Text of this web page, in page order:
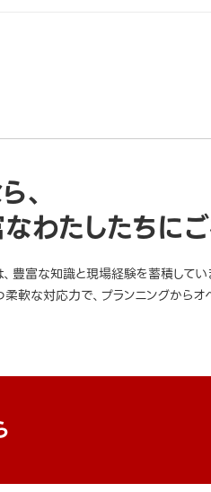
、
わたしたちに
豊富な知識と現場経験を蓄積してい
な対応力で、プランニングからオ